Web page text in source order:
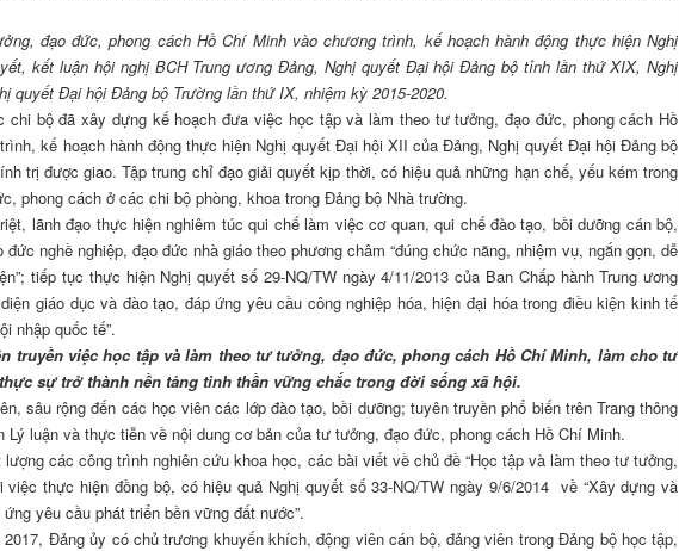
đạo đức, phong cách Hồ Chí Minh vào chương trình, kế hoạch hành động thực hiện Nghị
kết luận hội nghị BCH Trung ương Đảng, Nghị quyết Đại hội Đảng bộ tỉnh lần thứ XIX, Nghị
quyết Đại hội Đảng bộ Trường lần thứ IX, nhiệm kỳ 2015-2020.
bộ đã xây dựng kế hoạch đưa việc học tập và làm theo tư tưởng, đạo đức, phong cách Hồ
kế hoạch hành động thực hiện Nghị quyết Đại hội XII của Đảng, Nghị quyết Đại hội Đảng bộ
trị được giao. Tập trung chỉ đạo giải quyết kịp thời, có hiệu quả những hạn chế, yếu kém trong
phong cách ở các chi bộ phòng, khoa trong Đảng bộ Nhà trường.
đạo thực hiện nghiêm túc qui chế làm việc cơ quan, qui chế đào tạo, bồi dưỡng cán bộ,
nghề nghiệp, đạo đức nhà giáo theo phương châm “đúng chức năng, nhiệm vụ, ngắn gọn, dễ
tiếp tục thực hiện Nghị quyết số 29-NQ/TW ngày 4/11/2013 của Ban Chấp hành Trung ương
giáo dục và đào tạo, đáp ứng yêu cầu công nghiệp hóa, hiện đại hóa trong điều kiện kinh tế
nhập quốc tế”.
truyền việc học tập và làm theo tư tưởng, đạo đức, phong cách Hồ Chí Minh, làm cho tư
sự trở thành nền tảng tinh thần vững chắc trong đời sống xã hội.
rộng đến các học viên các lớp đào tạo, bồi dưỡng; tuyên truyền phổ biến trên Trang thông
luận và thực tiễn về nội dung cơ bản của tư tưởng, đạo đức, phong cách Hồ Chí Minh.
các công trình nghiên cứu khoa học, các bài viết về chủ đề “Học tập và làm theo tư tưởng,
thực hiện đồng bộ, có hiệu quả Nghị quyết số 33-NQ/TW ngày 9/6/2014 về “Xây dựng và
yêu cầu phát triển bền vững đất nước”.
Đảng ủy có chủ trương khuyến khích, động viên cán bộ, đảng viên trong Đảng bộ học tập,